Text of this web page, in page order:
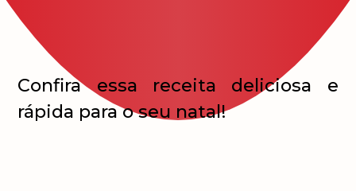
Confira essa receita deliciosa e
rápida para o seu natal!